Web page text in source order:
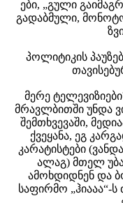
ები, „გული
გადაბმული,
პოლიტიკის
მერე
მრავლ­ბითში უნდა
შემთხვევაში,
ქვეყანა, ეგ
კარატისტები
ალაგ) მთელ
ამოხდიდნენ და
საფირმო „ჰიააა“-